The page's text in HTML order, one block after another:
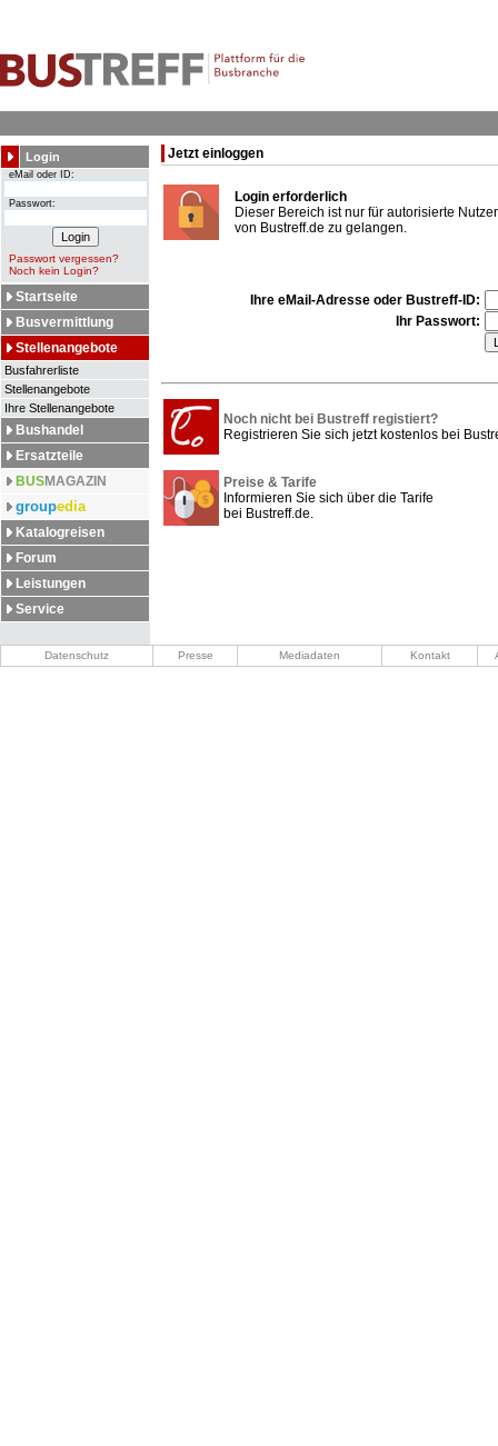
Login
eMail oder ID:
Passwort:
Passwort vergessen?
Noch kein Login?
Startseite
Busvermittlung
Stellenangebote
Busfahrerliste
Stellenangebote
Ihre Stellenangebote
Bushandel
Ersatzteile
BUSMAGAZIN
groupedia
Katalogreisen
Forum
Leistungen
Service
Jetzt einloggen
Login erforderlich
Dieser Bereich ist nur für autorisierte
von Bustreff.de zu gelangen.
Ihre eMail-Adresse oder Bustreff-ID:
Ihr Passwort:
Noch nicht bei Bustreff registiert?
Registrieren Sie sich jetzt kostenlos bei
Preise & Tarife
Informieren Sie sich über die Tarife
bei Bustreff.de.
Datenschutz Presse Mediadaten Kontakt